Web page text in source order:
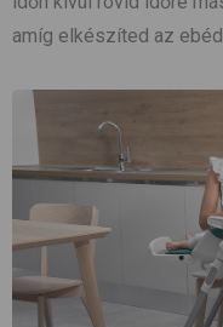
amíg elkészíted az